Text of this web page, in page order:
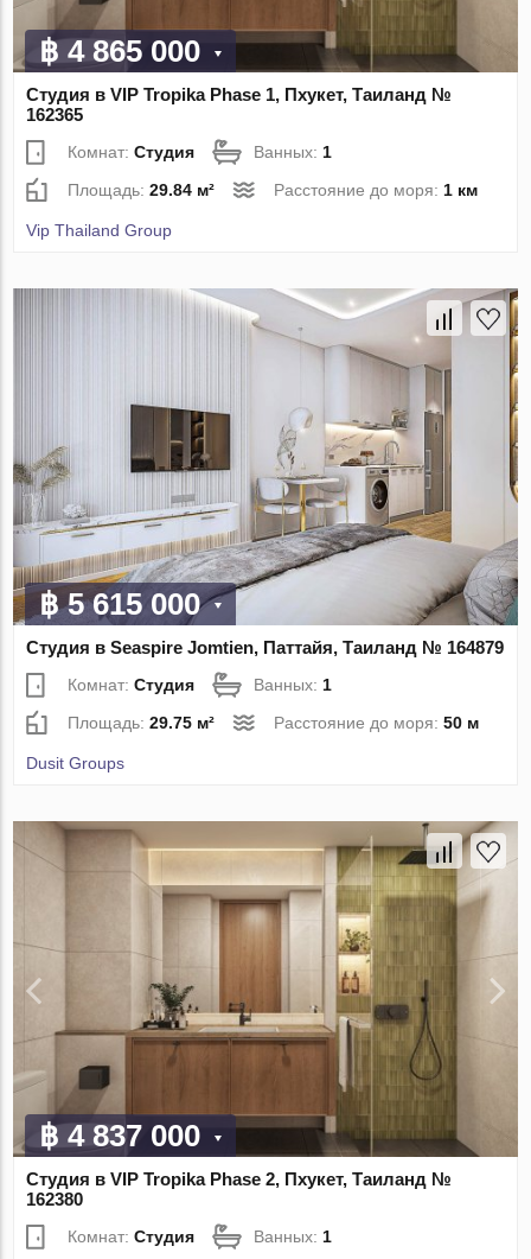
฿ 4 865 000
Студия в VIP Tropika Phase 1, Пхукет, Таиланд №
162365
Комнат:Студия Ванных: 1
Площадь:29.84 м² Расстояние до моря: 1 км
Vip Thailand Group
฿ 5 615 000
Студия в Seaspire Jomtien, Паттайя, Таиланд № 164879
Комнат:Студия Ванных: 1
Площадь:29.75 м² Расстояние до моря:50 м
Dusit Groups
฿ 4 837 000
Студия в VIP Tropika Phase 2, Пхукет, Таиланд №
162380
Комнат:Студия Ванных:1